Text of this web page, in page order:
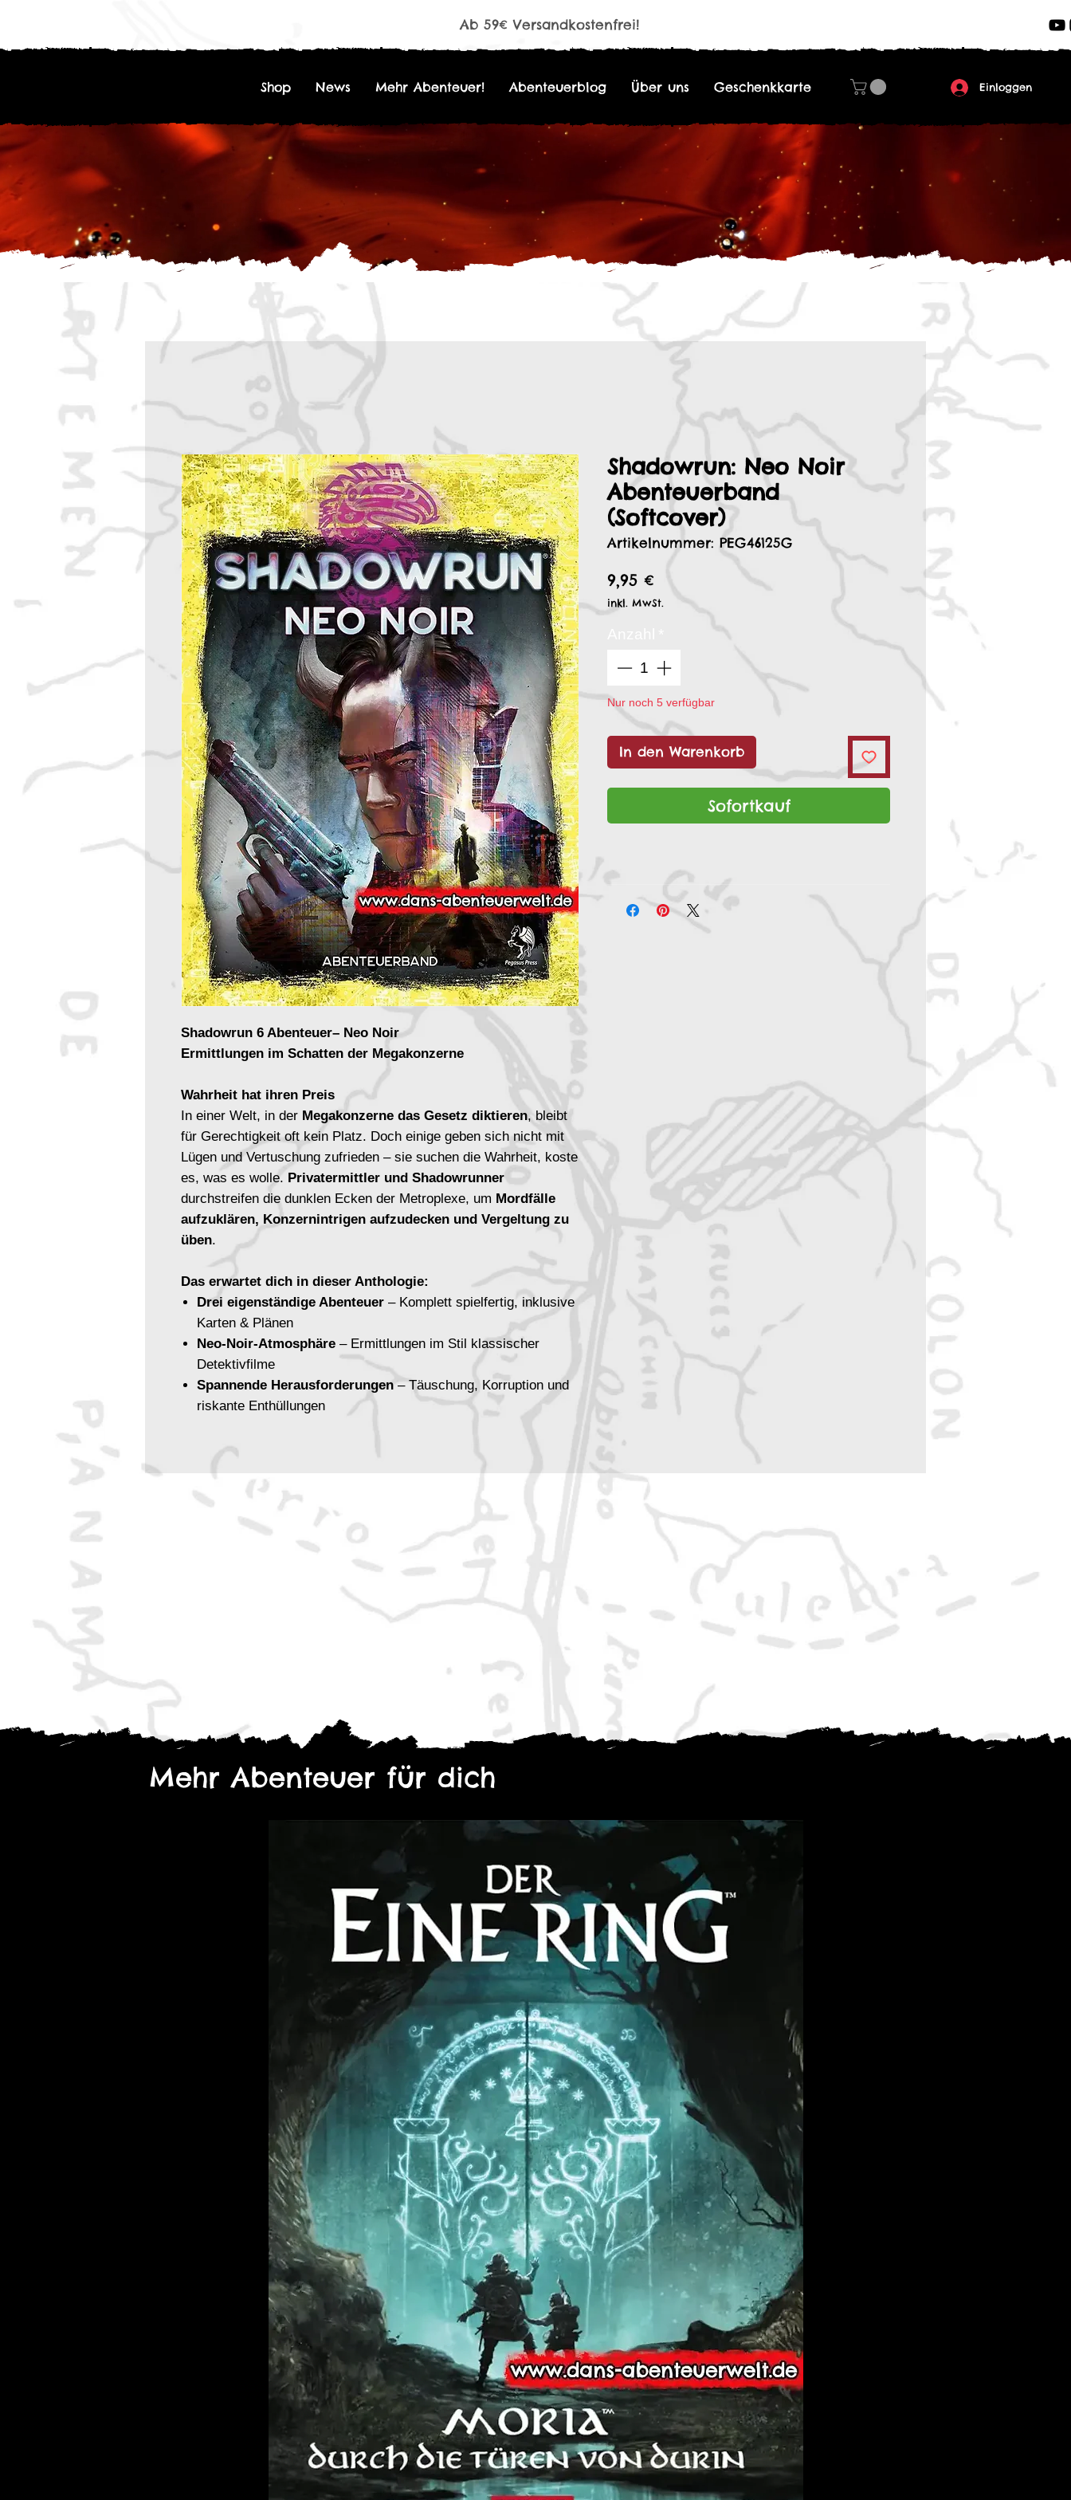
Ab 59€ Versandkostenfrei!
Shop News Mehr Abenteuer! Abenteuerblog Über uns Geschenkkarte Einloggen
Shadowrun 6 Abenteuer– Neo Noir
Ermittlungen im Schatten der Megakonzerne
Wahrheit hat ihren Preis
In einer Welt, in der Megakonzerne das Gesetz diktieren, bleibt
für Gerechtigkeit oft kein Platz. Doch einige geben sich nicht mit
Lügen und Vertuschung zufrieden – sie suchen die Wahrheit, koste
es, was es wolle. Privatermittler und Shadowrunner
durchstreifen die dunklen Ecken der Metroplexe, um Mordfälle
aufzuklären, Konzernintrigen aufzudecken und Vergeltung zu
üben.
Das erwartet dich in dieser Anthologie:
Drei eigenständige Abenteuer – Komplett spielfertig, inklusive
Karten & Plänen
Neo-Noir-Atmosphäre – Ermittlungen im Stil klassischer
Detektivfilme
Spannende Herausforderungen– Täuschung, Korruption und
riskante Enthüllungen
Produktdetails:
Gewicht
: 250 g
Typ
: Abenteuerband
: Softcover, Schwarz-Weiß, 80 Seiten
Bist du bereit, die Schatten nach der Wahrheit zu
Shadowrun: Neo Noir
Abenteuerband
(Softcover)
Artikelnummer: PEG46125G
9,95 €
inkl. MwSt.
Nur noch 5 verfügbar
In den Warenkorb
Sofortkauf
Mehr Abenteuer für dich